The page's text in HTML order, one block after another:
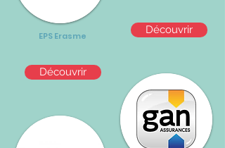
EPS Erasme
Découvrir
Découvrir